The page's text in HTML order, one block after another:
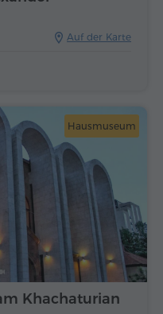
Auf der Karte
Hausmuseum
Khachaturian